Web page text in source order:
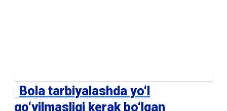
Bola tarbiyalashda yo‘l
qo‘yilmasligi kerak bo‘lgan